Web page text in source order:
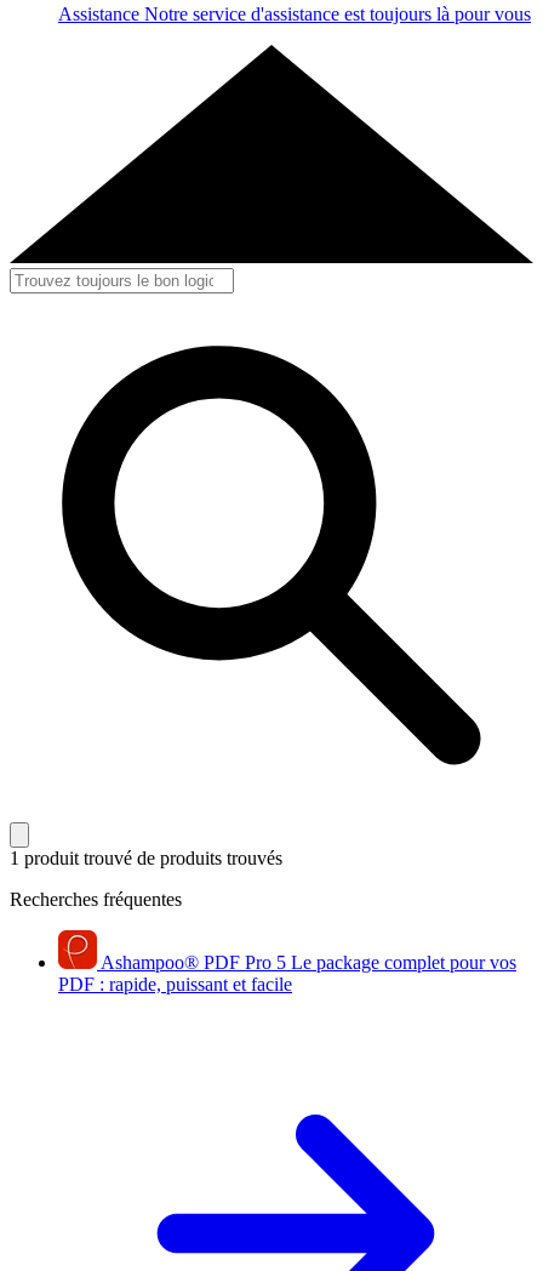
Assistance Notre service d'assistance est toujours là pour vous
1 produit trouvé de produits trouvés
Recherches fréquentes
Ashampoo® PDF Pro 5 Le package complet pour vos
PDF : rapide, puissant et facile